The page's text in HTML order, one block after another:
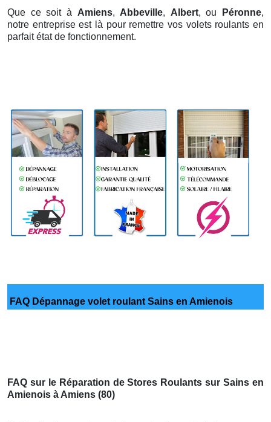
Que ce soit à Amiens, Abbeville, Albert, ou Péronne,
notre entreprise est là pour remettre vos volets roulants en
parfait état de fonctionnement.
FAQ Dépannage volet roulant Sains en Amienois
FAQ sur le Réparation de Stores Roulants sur Sains en
Amienois à Amiens (80)